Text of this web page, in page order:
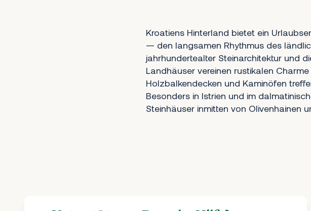
Kroatiens Hinterland bietet ein
— den langsamen Rhythmus des
jahrhundertealter Steinarchitektur und
Landhäuser vereinen rustikalen
Holzbalkendecken und Kaminöfen
Besonders in Istrien und im
Steinhäuser inmitten von Olivenhainen